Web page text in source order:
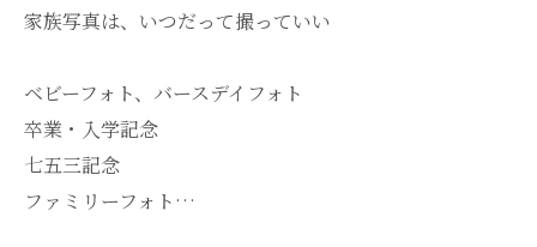
家族写真は、いつだって撮っていい
ベビーフォト、バースデイフォト
卒業・入学記念
七五三記念
ファミリーフォト…